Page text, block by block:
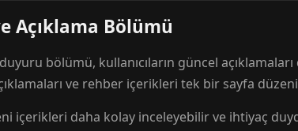
Açıklama Bölümü
bölümü, kullanıcıların güncel
ve rehber içerikleri tek bir sayfa
içerikleri daha kolay inceleyebilir ve ihtiyaç